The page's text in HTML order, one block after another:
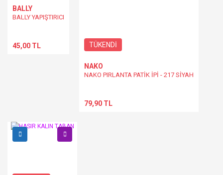
BALLY
BALLY YAPIŞTIRICI
45,00 TL TÜKENDİ
NAKO
NAKO PIRLANTA PATİK İPİ - 217 SİYAH
79,90 TL